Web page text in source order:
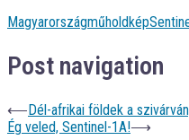
Magyarországműholdkép
Post navigation
⟵ Dél-afrikai földek a
Ég veled, Sentinel-1A!⟶